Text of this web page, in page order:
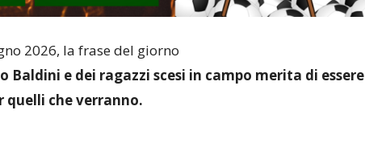
2026, la frase del giorno
Baldini e dei ragazzi scesi in campo merita di essere
quelli che verranno.